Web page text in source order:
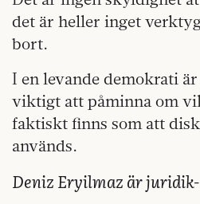
det är heller inget
bort.
I en levande demokrati
viktigt att påminna om
faktiskt finns som att
används.
Deniz Eryilmaz är